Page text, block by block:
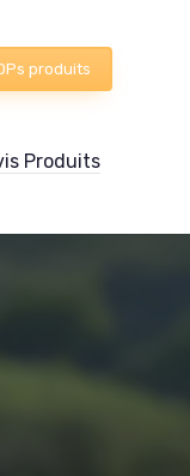
produits
Produits